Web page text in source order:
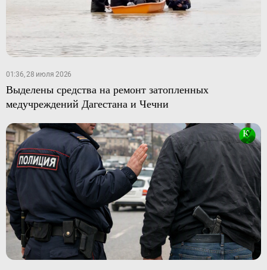
01:36, 28 июля 2026
Выделены средства на ремонт затопленных
медучреждений Дагестана и Чечни